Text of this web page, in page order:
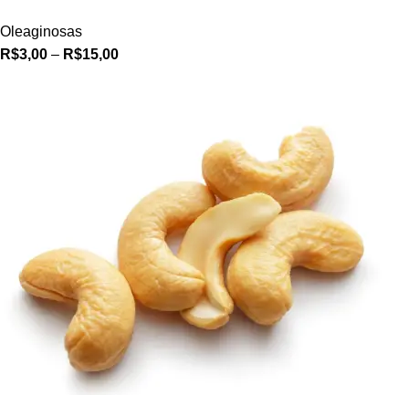
Oleaginosas
R$3,00 – R$15,00